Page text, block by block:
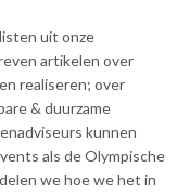
uit onze
artikelen over
realiseren; over
& duurzame
kunnen
als de Olympische
we hoe we het in